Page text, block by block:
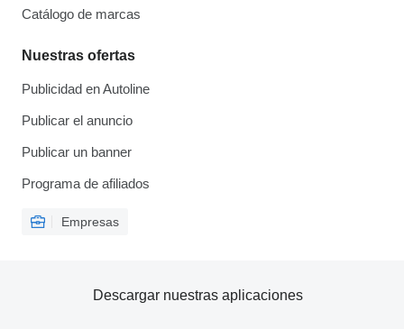
Catálogo de marcas
Nuestras ofertas
Publicidad en Autoline
Publicar el anuncio
Publicar un banner
Programa de afiliados
Empresas
Descargar nuestras aplicaciones